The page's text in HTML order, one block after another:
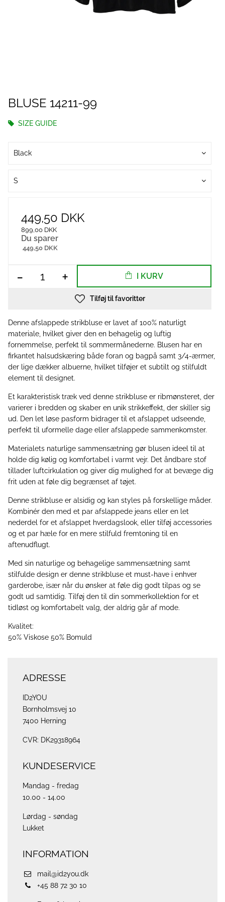
BLUSE 14211-99
SIZE GUIDE
Black
S
449,50 DKK
899,00 DKK
Du sparer
449,50 DKK
- + I KURV
Tilføj til favoritter
Denne afslappede strikbluse er lavet af 100% naturligt
materiale, hvilket giver den en behagelig og luftig
fornemmelse, perfekt til sommermånederne. Blusen har en
firkantet halsudskæring både foran og bagpå samt 3/4-ærmer,
der lige dækker albuerne, hvilket tilføjer et subtilt og stilfuldt
element til designet.
Et karakteristisk træk ved denne strikbluse er ribmønsteret, der
varierer i bredden og skaber en unik strikkeffekt, der skiller sig
ud. Den let løse pasform bidrager til et afslappet udseende,
perfekt til uformelle dage eller afslappede sammenkomster.
Materialets naturlige sammensætning gør blusen ideel til at
holde dig kølig og komfortabel i varmt vejr. Det åndbare stof
tillader luftcirkulation og giver dig mulighed for at bevæge dig
frit uden at føle dig begrænset af tøjet.
Denne strikbluse er alsidig og kan styles på forskellige måder.
Kombinér den med et par afslappede jeans eller en let
nederdel for et afslappet hverdagslook, eller tilføj accessories
og et par hæle for en mere stilfuld fremtoning til en
aftenudflugt.
Med sin naturlige og behagelige sammensætning samt
stilfulde design er denne strikbluse et must-have i enhver
garderobe, især når du ønsker at føle dig godt tilpas og se
godt ud samtidig. Tilføj den til din sommerkollektion for et
tidløst og komfortabelt valg, der aldrig går af mode.
Kvalitet:
50% Viskose 50% Bomuld
ADRESSE
ID2YOU
Bornholmsvej 10
7400 Herning
CVR: DK29318964
KUNDESERVICE
Mandag - fredag
10.00 - 14.00
Lørdag - søndag
Lukket
INFORMATION
mail@id2you.dk
+45 88 72 30 10